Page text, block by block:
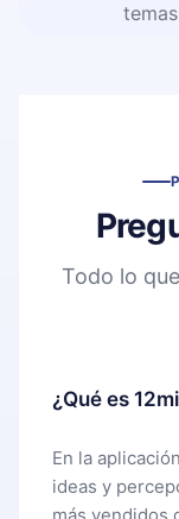
Todo lo
¿Qué es
En la
ideas y